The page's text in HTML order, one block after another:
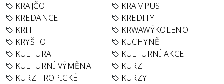
KRAJČO
KRAMPUS
KREDANCE
KREDITY
KRIT
KRWAWÝKOLENO
KRYŠTOF
KUCHYNĚ
KULTURA
KULTURNÍ AKCE
KULTURNÍ VÝMĚNA
KURZ
KURZ TROPICKÉ
KURZY